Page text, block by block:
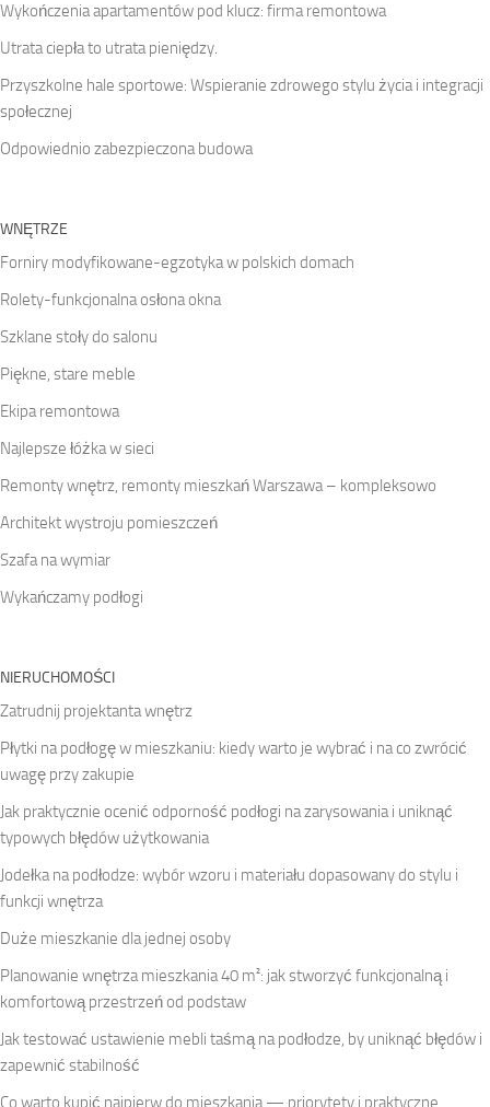
Wykończenia apartamentów pod klucz: firma remontowa
Utrata ciepła to utrata pieniędzy.
Przyszkolne hale sportowe: Wspieranie zdrowego stylu życia i integracji
społecznej
Odpowiednio zabezpieczona budowa
WNĘTRZE
Forniry modyfikowane-egzotyka w polskich domach
Rolety-funkcjonalna osłona okna
Szklane stoły do salonu
Piękne, stare meble
Ekipa remontowa
Najlepsze łóżka w sieci
Remonty wnętrz, remonty mieszkań Warszawa – kompleksowo
Architekt wystroju pomieszczeń
Szafa na wymiar
Wykańczamy podłogi
NIERUCHOMOŚCI
Zatrudnij projektanta wnętrz
Płytki na podłogę w mieszkaniu: kiedy warto je wybrać i na co zwrócić
uwagę przy zakupie
Jak praktycznie ocenić odporność podłogi na zarysowania i uniknąć
typowych błędów użytkowania
Jodełka na podłodze: wybór wzoru i materiału dopasowany do stylu i
funkcji wnętrza
Duże mieszkanie dla jednej osoby
Planowanie wnętrza mieszkania 40 m²: jak stworzyć funkcjonalną i
komfortową przestrzeń od podstaw
Jak testować ustawienie mebli taśmą na podłodze, by uniknąć błędów i
zapewnić stabilność
Co warto kupić najpierw do mieszkania — priorytety i praktyczne